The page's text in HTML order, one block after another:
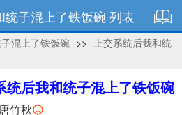
统子混上了铁饭碗 列表
混上了铁饭碗 >> 上交系统后我和统
统后我和统子混上了铁饭碗
唐竹秋